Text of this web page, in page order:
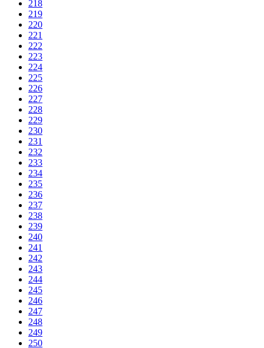
218
219
220
221
222
223
224
225
226
227
228
229
230
231
232
233
234
235
236
237
238
239
240
241
242
243
244
245
246
247
248
249
250